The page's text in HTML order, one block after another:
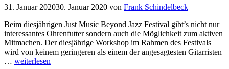
31. Januar 202030. Januar 2020 von Frank Schindelbeck
Beim diesjährigen Just Music Beyond Jazz Festival gibt’s nicht nur
interessantes Ohrenfutter sondern auch die Möglichkeit zum aktiven
Mitmachen. Der diesjährige Workshop im Rahmen des Festivals
wird von keinem geringeren als einem der angesagtesten Gitarristen
… weiterlesen